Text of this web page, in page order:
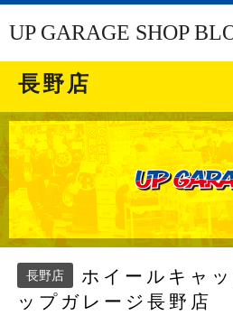
UP GARAGE SHOP
長野店
長野店
ホイールキャ
ップガレージ長野店